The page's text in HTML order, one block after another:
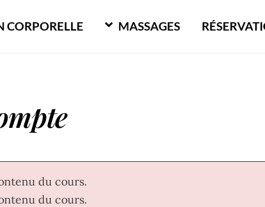
CORPORELLE MASSAGES
du cours.
du cours.